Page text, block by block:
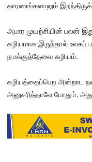
காரணங்களாலும்
அபார முயற்சியின் பலன்
சுழியமாக இருந்தால்
நமக்குத்தேவை சுழியம்.
சுழியத்தைப்பெற அன்றாட
அனுசரித்தாலே போதும்.